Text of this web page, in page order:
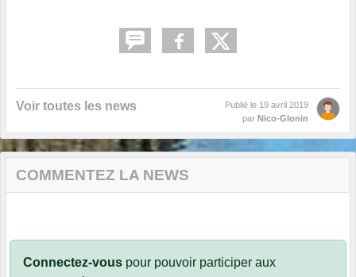
Voir toutes les news Publié le 19 avril 2019
par Nico-Glonin
COMMENTEZ LA NEWS
Connectez-vous pour pouvoir participer aux